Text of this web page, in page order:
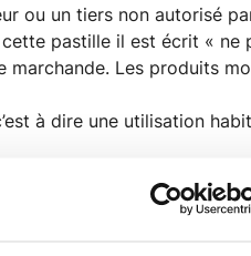
ou un tiers non autorisé
pastille il est écrit « ne
Les produits
à dire une utilisation
cas d’accident (exemple :